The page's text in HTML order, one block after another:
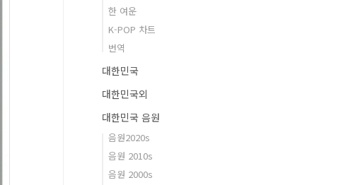
한 여운
K-POP 차트
번역
대한민국
대한민국외
대한민국 음원
음원2020s
음원 2010s
음원 2000s